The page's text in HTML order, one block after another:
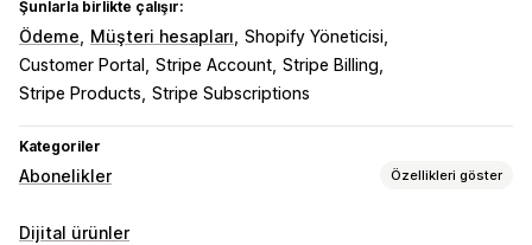
Şunlarla birlikte çalışır:
Ödeme Müşteri hesapları Shopify Yöneticisi
Customer Portal
Stripe Account Stripe Billing
Stripe Products Stripe Subscriptions
Kategoriler
Abonelikler Özellikleri göster
Abonelik türleri
Dijital ürünler